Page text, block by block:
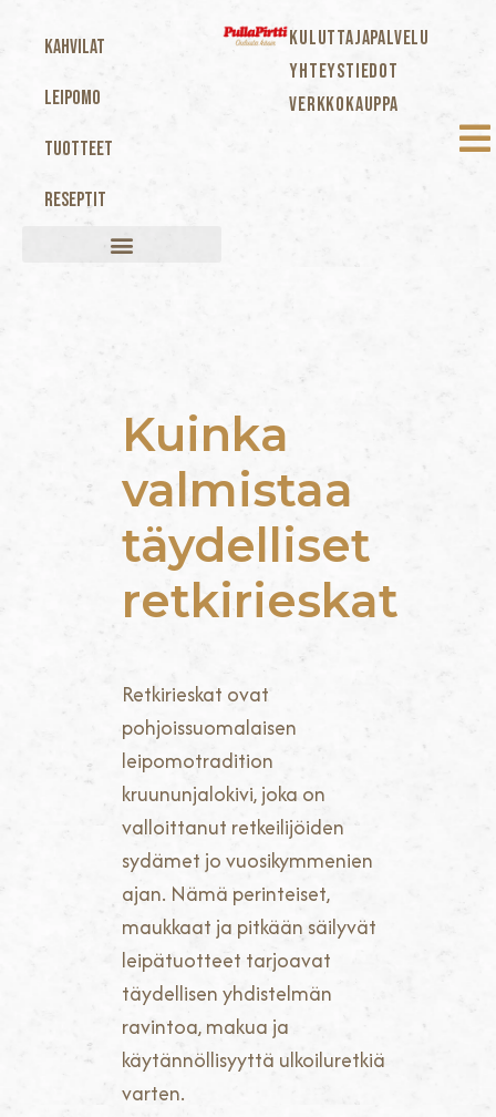
Kahvilat
Leipomo
Tuotteet
Reseptit
KULUTTAJAPALVELU
YHTEYSTIEDOT
VERKKOKAUPPA
Kuinka
valmistaa
täydelliset
retkirieskat
Retkirieskat ovat
pohjoissuomalaisen
leipomotradition
kruununjalokivi, joka on
valloittanut retkeilijöiden
sydämet jo vuosikymmenien
ajan. Nämä perinteiset,
maukkaat ja pitkään säilyvät
leipätuotteet tarjoavat
täydellisen yhdistelmän
ravintoa, makua ja
käytännöllisyyttä ulkoiluretkiä
varten.